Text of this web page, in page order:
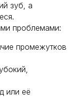
зуб, а
проблемами:
промежутков
или её